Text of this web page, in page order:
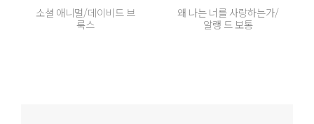
소셜 애니멀/데이비드 브
룩스
왜 나는 너를 사랑하는가/
알랭 드 보통